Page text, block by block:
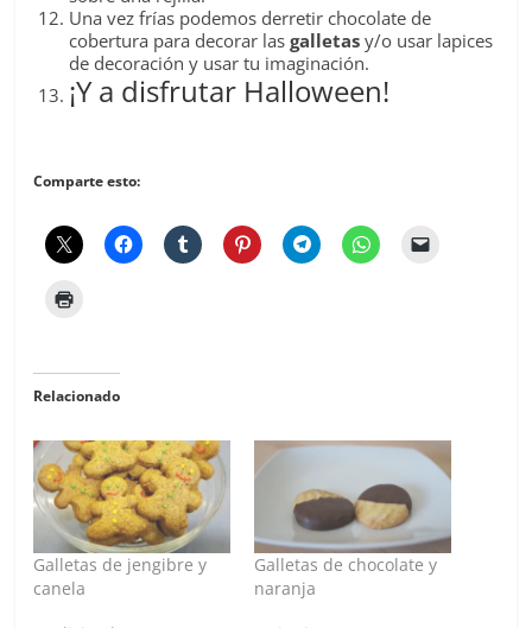
Una vez frías podemos derretir chocolate de
cobertura para decorar lasgalletas y/o usar lapices
de decoración y usar tu imaginación.
¡Y a disfrutar Halloween!
Comparte esto:
Relacionado
Galletas de jengibre y
canela
Galletas de chocolate y
naranja